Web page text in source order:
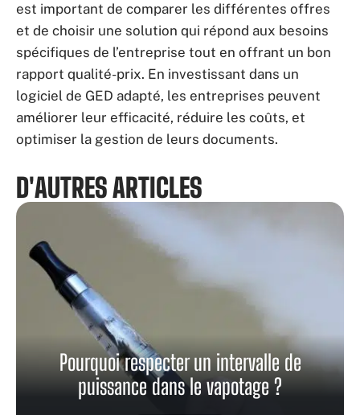
est important de comparer les différentes offres
et de choisir une solution qui répond aux besoins
spécifiques de l’entreprise tout en offrant un bon
rapport qualité-prix. En investissant dans un
logiciel de GED adapté, les entreprises peuvent
améliorer leur efficacité, réduire les coûts, et
optimiser la gestion de leurs documents.
D'AUTRES ARTICLES
Pourquoi respecter un intervalle de
puissance dans le vapotage ?